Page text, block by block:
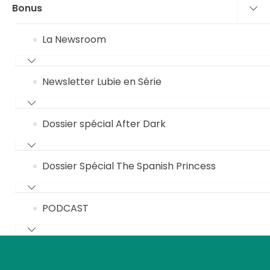
Bonus
La Newsroom
Newsletter Lubie en Série
Dossier spécial After Dark
Dossier Spécial The Spanish Princess
PODCAST